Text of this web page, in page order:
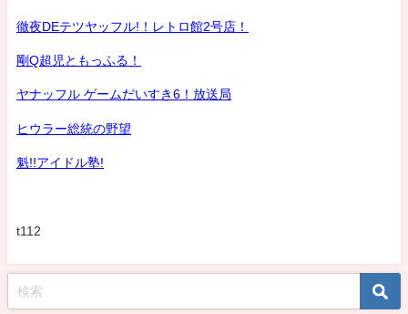
徹夜DEテツヤッフル!！レトロ館2号店！
剛Q超児ともっふる！
ヤナッフル ゲームだいすき6！放送局
ヒウラー総統の野望
魁!!アイドル塾!
t112